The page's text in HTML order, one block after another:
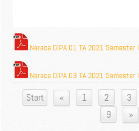
Neraca DIPA 01 TA 2021 Semester I
Neraca DIPA 03 TA 2021 Semester I
Start « 1 2 3
9
»